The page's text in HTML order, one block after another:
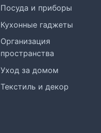
Посуда и приборы
Кухонные гаджеты
Организация
пространства
Уход за домом
Текстиль и декор